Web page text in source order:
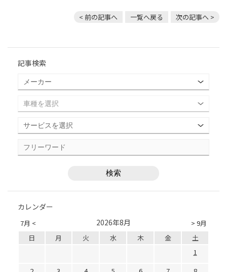
< 前の記事へ 一覧へ戻る 次の記事へ >
記事検索
カレンダー
7月 < > 9月
2026年8月
日 月 火 水 木 金
土
1